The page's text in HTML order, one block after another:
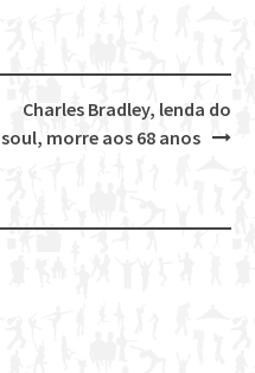
Charles Bradley, lenda do
soul, morre aos 68 anos